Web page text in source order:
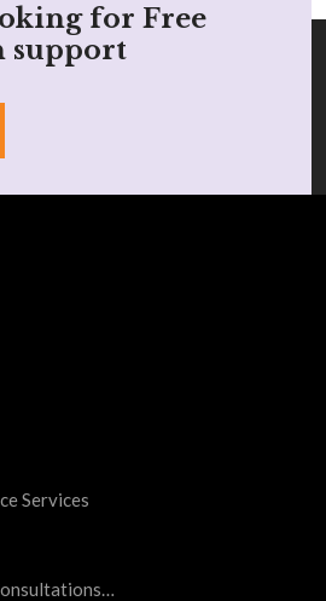
for Free
support
Services